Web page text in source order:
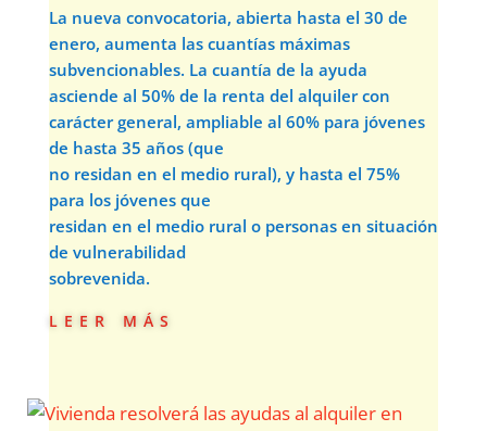
La nueva convocatoria, abierta hasta el 30 de
enero, aumenta las cuantías máximas
subvencionables. La cuantía de la ayuda
asciende al 50% de la renta del alquiler con
carácter general, ampliable al 60% para jóvenes
de hasta 35 años (que
no residan en el medio rural), y hasta el 75%
para los jóvenes que
residan en el medio rural o personas en situación
de vulnerabilidad
sobrevenida.
leer más